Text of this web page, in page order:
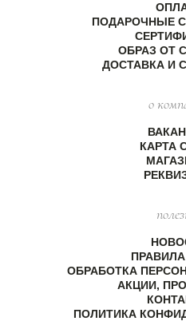
ПОДАРОЧНЫЕ
ОБРАЗ ОТ
ДОСТАВКА И
о
КАРТА
ОБРАБОТКА
АКЦИИ,
ПОЛИТИКА